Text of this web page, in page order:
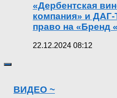
«Дербентская
компания» и
право на «Бренд
22.12.2024 08:12
ВИДЕО ~